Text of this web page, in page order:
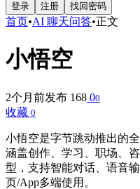
登录 注册 找回密码
首页•AI 聊天问答•正文
小悟空
2个月前发布 168 00
收藏 0
小悟空是字节跳动推出的
涵盖创作、学习、职场、
型，支持智能对话、语音
页/App多端使用。